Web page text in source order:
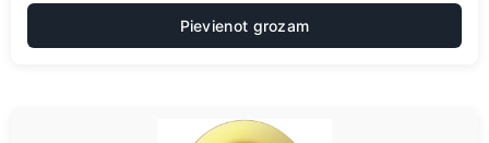
Pievienot grozam